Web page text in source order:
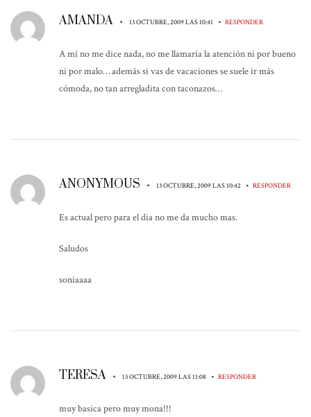
AMANDA • 13 OCTUBRE, 2009 LAS 10:41 • RESPONDER
A mí no me dice nada, no me llamaría la atención ni por bueno
ni por malo… además si vas de vacaciones se suele ir más
cómoda, no tan arregladita con taconazos…
ANONYMOUS • 13 OCTUBRE, 2009 LAS 10:42 • RESPONDER
Es actual pero para el dia no me da mucho mas.
Saludos
soniaaaa
TERESA • 13 OCTUBRE, 2009 LAS 11:08 • RESPONDER
muy basica pero muy mona!!!